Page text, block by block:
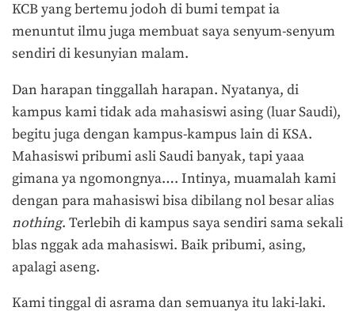
KCB yang bertemu jodoh di bumi tempat ia
menuntut ilmu juga membuat saya senyum-senyum
sendiri di kesunyian malam.
Dan harapan tinggallah harapan. Nyatanya, di
kampus kami tidak ada mahasiswi asing (luar Saudi),
begitu juga dengan kampus-kampus lain di KSA.
Mahasiswi pribumi asli Saudi banyak, tapi yaaa
gimana ya ngomongnya…. Intinya, muamalah kami
dengan para mahasiswi bisa dibilang nol besar alias
nothing. Terlebih di kampus saya sendiri sama sekali
blas nggak ada mahasiswi. Baik pribumi, asing,
apalagi aseng.
Kami tinggal di asrama dan semuanya itu laki-laki.